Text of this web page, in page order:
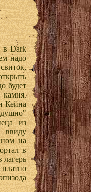
в Dark
надо
будет
камня.
Кейна
из
ввиду
на
в
лагерь